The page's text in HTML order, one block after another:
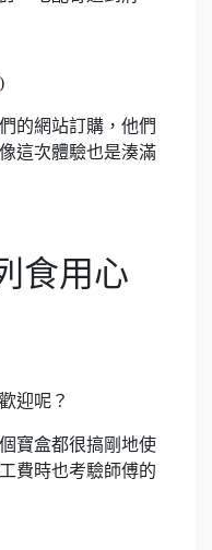
)
的網站訂購，他們
這次體驗也是湊滿
食用心
迎呢？
寶盒都很搞剛地使
費時也考驗師傅的